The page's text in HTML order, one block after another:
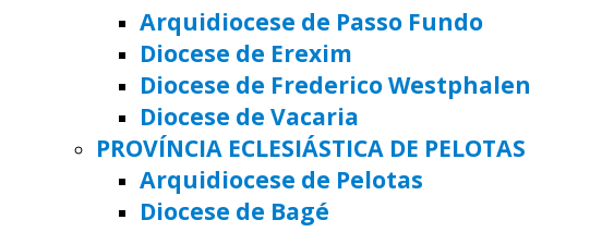
Arquidiocese de Passo Fundo
Diocese de Erexim
Diocese de Frederico Westphalen
Diocese de Vacaria
PROVÍNCIA ECLESIÁSTICA DE PELOTAS
Arquidiocese de Pelotas
Diocese de Bagé